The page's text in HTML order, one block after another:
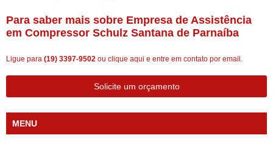
Para saber mais sobre Empresa de Assistência
em Compressor Schulz Santana de Parnaíba
Ligue para (19) 3397-9502 ou clique aqui e entre em contato por email.
Solicite um orçamento
MENU